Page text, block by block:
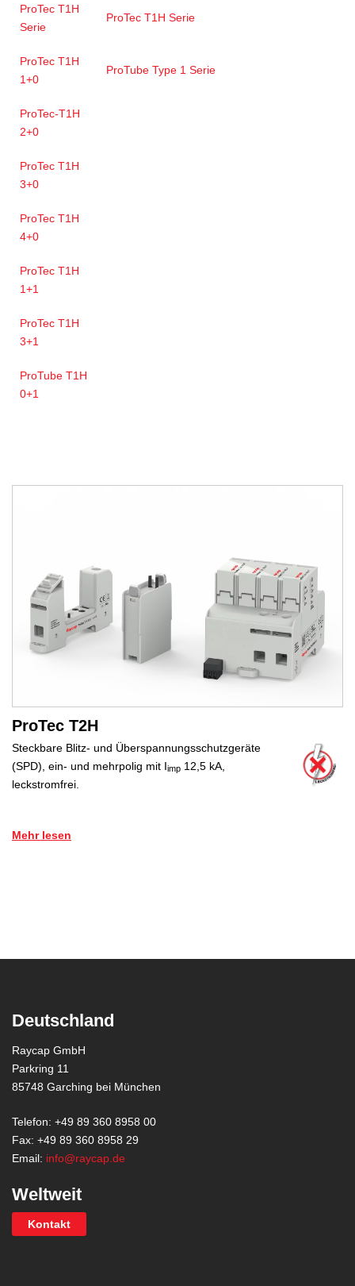
ProTec T1H
Serie
ProTec T1H Serie
ProTec T1H
1+0
ProTube Type 1 Serie
ProTec-T1H
2+0
ProTec T1H
3+0
ProTec T1H
4+0
ProTec T1H
1+1
ProTec T1H
3+1
ProTube T1H
0+1
ProTec T2H
Steckbare Blitz- und Überspannungsschutzgeräte
(SPD), ein- und mehrpolig mit Iimp 12,5 kA,
leckstromfrei.
Mehr lesen
Deutschland
Raycap GmbH
Parkring 11
85748 Garching bei München
Telefon: +49 89 360 8958 00
Fax: +49 89 360 8958 29
Email: info@raycap.de
Weltweit
Kontakt